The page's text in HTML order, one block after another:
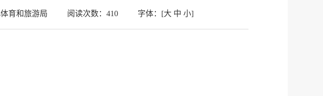
育和旅游局 阅读次数： 410 字体： [大 中 小]